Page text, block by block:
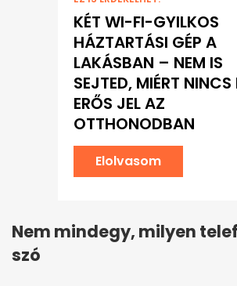
KÉT WI-FI-GYILKOS
HÁZTARTÁSI GÉP A
LAKÁSBAN – NEM IS
SEJTED, MIÉRT NINCS
ERŐS JEL AZ
OTTHONODBAN
Elolvasom
Nem mindegy, milyen
szó